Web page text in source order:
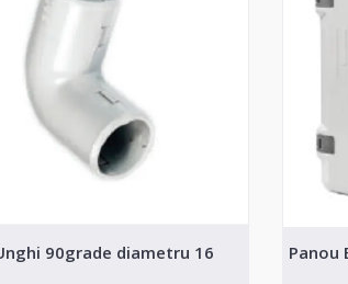
90grade diametru 16
Panou